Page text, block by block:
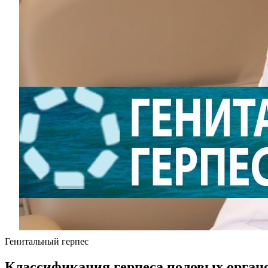
Генитальный герпес